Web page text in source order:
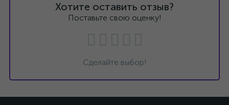
Хотите оставить отзыв?
Поставьте свою оценку!
Сделайте выбор!